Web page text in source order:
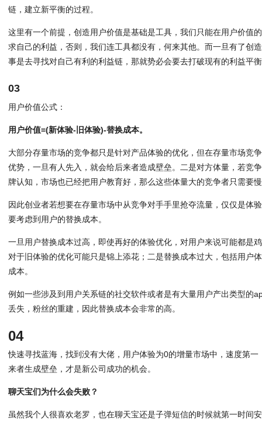
链，建立新平衡的过程。
这里有一个前提，创造用户价值是基础是工具，我们只能在用户价值
求自己的利益，否则，我们连工具都没有，何来其他。而一旦有了创
事是去寻找对自己有利的利益链，那就势必会要去打破现有的利益平
03
用户价值公式：
用户价值=(新体验-旧体验)-替换成本。
大部分存量市场的竞争都只是针对产品体验的优化，但在存量市场竞
优势，一旦有人先入，就会给后来者造成壁垒。二是对方体量，若竞
牌认知，市场也已经把用户教育好，那么这些体量大的竞争者只需要
因此创业者若想要在存量市场中从竞争对手手里抢夺流量，仅仅是体
要考虑到用户的替换成本。
一旦用户替换成本过高，即使再好的体验优化，对用户来说可能都是
对于旧体验的优化可能只是锦上添花；二是替换成本过大，包括用户
成本。
例如一些涉及到用户关系链的社交软件或者是有大量用户产出类型的
丢失，粉丝的重建，因此替换成本会非常的高。
04
快速寻找蓝海，找到没有大佬，用户体验为0的增量市场中，速度第
来者生成壁垒，才是新公司成功的机会。
聊天宝们为什么会失败？
虽然我个人很喜欢老罗，也在聊天宝还是子弹短信的时候就第一时间